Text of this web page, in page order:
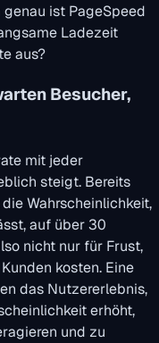
ist PageSpeed
Ladezeit
aus?
Besucher,
mit jeder
steigt. Bereits
Wahrscheinlichkeit,
auf über 30
nicht nur für Frust,
kosten. Eine
das Nutzererlebnis,
erhöht,
und zu